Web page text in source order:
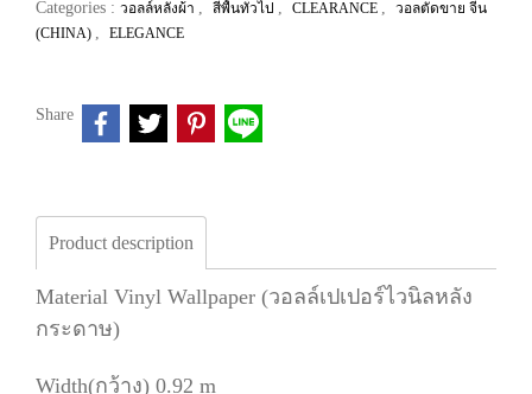
Categories : วอลล์หลังผ้า , สีพื้นทั่วไป , CLEARANCE ,
วอลตัดขาย จีน
(CHINA) , ELEGANCE
Share
Product description
Material Vinyl Wallpaper (วอลล์เปเปอร์ไวนิลหลัง
กระดาษ)
Width(กว้าง) 0.92 m